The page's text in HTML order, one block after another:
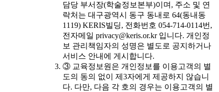
담당 부서장(학술정보본부)이며, 주소 및 연
락처는 대구광역시 동구 동내로 64(동내동
1119) KERIS빌딩, 전화번호 054-714-0114번,
전자메일 privacy@keris.or.kr 입니다. 개인정
보 관리책임자의 성명은 별도로 공지하거나
서비스 안내에 게시합니다.
③ 교육정보원은 개인정보를 이용고객의 별
도의 동의 없이 제3자에게 제공하지 않습니
다. 다만, 다음 각 호의 경우는 이용고객의 별